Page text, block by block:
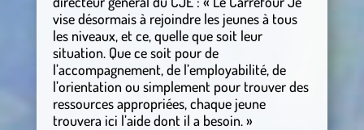
vise désormais à rejoindre les jeunes à tous
les niveaux, et ce, quelle que soit leur
situation. Que ce soit pour de
l’accompagnement, de l’employabilité, de
l’orientation ou simplement pour trouver des
ressources appropriées, chaque jeune
trouvera ici l’aide dont il a besoin. »